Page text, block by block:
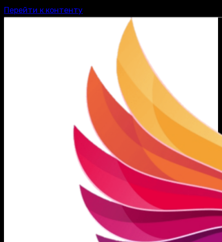
Перейти к контенту